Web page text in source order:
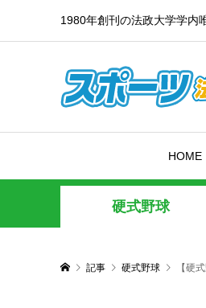
1980年創刊の法政大学学内
HOME
硬式野球
記事 硬式野球 【硬